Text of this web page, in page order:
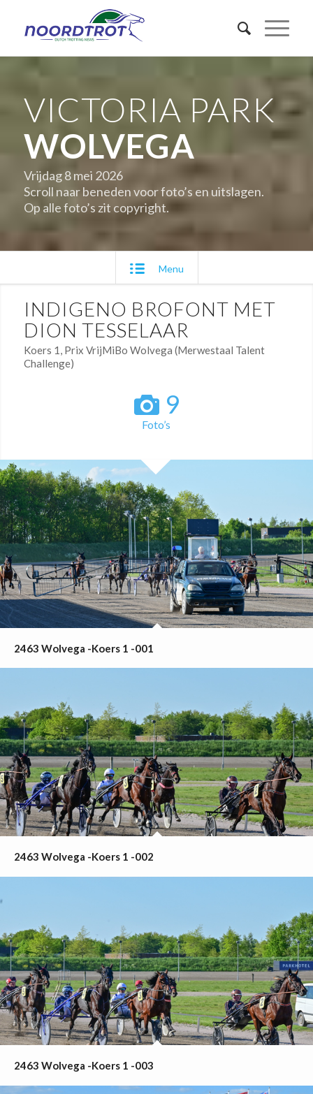
VICTORIA PARK
WOLVEGA
Vrijdag 8 mei 2026
Scroll naar beneden voor foto’s en uitslagen.
Op alle foto’s zit copyright.
Menu
INDIGENO BROFONT MET
DION TESSELAAR
Koers 1, Prix VrijMiBo Wolvega (Merwestaal Talent
Challenge)
9
Foto’s
2463 Wolvega -Koers 1 -001
2463 Wolvega -Koers 1 -002
2463 Wolvega -Koers 1 -003